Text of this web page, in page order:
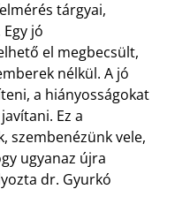
tárgyai,
jó
el megbecsült,
nélkül. A jó
a hiányosságokat
Ez a
szembenézünk vele,
ugyanaz újra
dr. Gyurkó